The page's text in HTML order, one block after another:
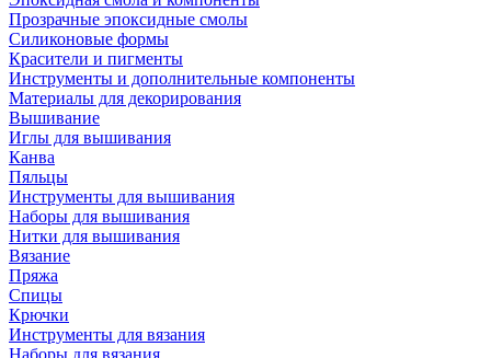
Прозрачные эпоксидные смолы
Силиконовые формы
Красители и пигменты
Инструменты и дополнительные компоненты
Материалы для декорирования
Вышивание
Иглы для вышивания
Канва
Пяльцы
Инструменты для вышивания
Наборы для вышивания
Нитки для вышивания
Вязание
Пряжа
Спицы
Крючки
Инструменты для вязания
Наборы для вязания